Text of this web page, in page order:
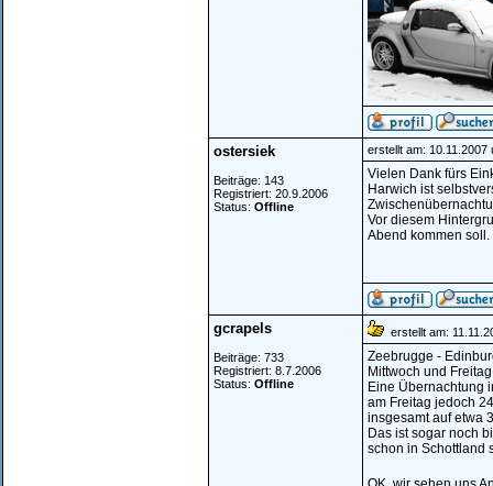
ostersiek
Beiträge: 143
Registriert: 20.9.2006
Status: Offline
erstellt am: 10.11.2007
Vielen Dank fürs
Harwich ist
Vor diesem
Abend kommen soll.
gcrapels
Beiträge: 733
Registriert: 8.7.2006
Status: Offline
erstellt am:
Zeebrugge -
Mittwoch und
Eine Übernachtung
am Freitag jedoch
insgesamt auf etwa
Das ist sogar noch
schon in Schottland